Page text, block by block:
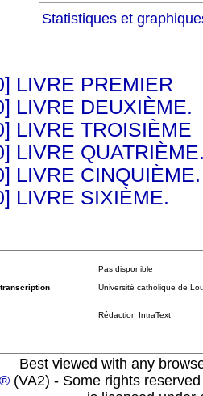
Statistiques et
LIVRE PREMIER
LIVRE DEUXIÈME.
LIVRE TROISIÈME
LIVRE
LIVRE CINQUIÈME.
LIVRE SIXIÈME.
Pas disponible
Université catholique de
Rédaction IntraText
Best viewed with any
(VA2) - Some rights